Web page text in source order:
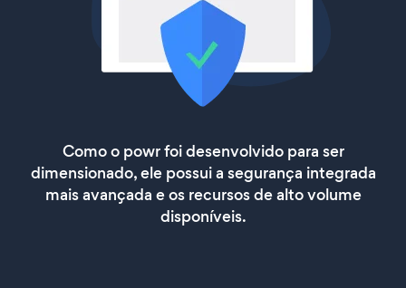
Como o powr foi desenvolvido para ser
dimensionado, ele possui a segurança integrada
mais avançada e os recursos de alto volume
disponíveis.